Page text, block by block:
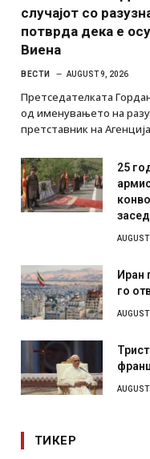
случајот со
потврда дека е
Виена
ВЕСТИ AUGUST 9, 2026
Претседателката
од именувањето на
претставник на
25
Иран
го
ТИКЕР